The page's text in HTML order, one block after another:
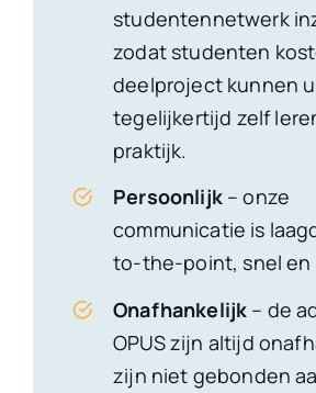
studentennetwerk
zodat studenten
deelproject kunnen
tegelijkertijd zelf
praktijk.
Persoonlijk– onze
communicatie is
to-the-point, snel en
Onafhankelijk – de
OPUS zijn altijd
zijn niet gebonden